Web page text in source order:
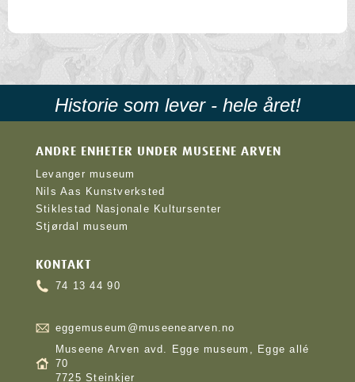
Historie som lever - hele året!
ANDRE ENHETER UNDER MUSEENE ARVEN
Levanger museum
Nils Aas Kunstverksted
Stiklestad Nasjonale Kultursenter
Stjørdal museum
KONTAKT
74 13 44 90
eggemuseum@museenearven.no
Museene Arven avd. Egge museum, Egge allé
70
7725 Steinkjer